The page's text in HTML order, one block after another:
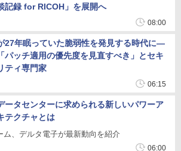
記録 for RICOH」を展開へ
08:00
27年眠っていた脆弱性を発見する時代に―
ッチ適用の優先度を見直すべき」とセキ
ティ専門家
06:15
ータセンターに求められる新しいパワーア
テクチャとは
ム、デルタ電子が最新動向を紹介
06:00